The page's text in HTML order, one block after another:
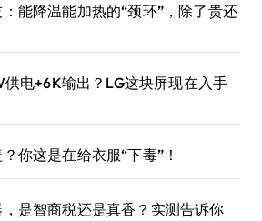
能降温能加热的“颈环”，除了贵还
电+6K输出？LG这块屏现在入手
你这是在给衣服“下毒”！
是智商税还是真香？实测告诉你